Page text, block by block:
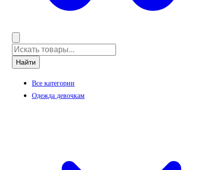
Найти
Все категории
Одежда девочкам